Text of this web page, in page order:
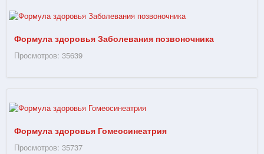
Формула здоровья Заболевания позвоночника
Просмотров: 35639
Формула здоровья Гомеосинеатрия
Просмотров: 35737